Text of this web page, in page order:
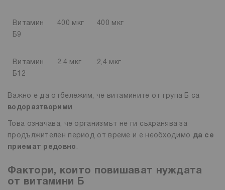
Витамин
Б9
400 мкг 400 мкг
Витамин
Б12
2,4 мкг 2,4 мкг
Важно е да отбележим, че витамините от група Б са
водоразтворими.
Това означава, че организмът не ги съхранява за
продължителен период от време и е необходимо да се
приемат редовно .
Фактори, които повишават нуждата
от витамини Б